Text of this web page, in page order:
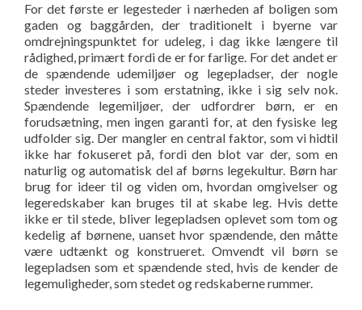
For det første er legesteder i nærheden af boligen som
gaden og baggården, der traditionelt i byerne var
omdrejningspunktet for udeleg, i dag ikke længere til
rådighed, primært fordi de er for farlige. For det andet er
de spændende udemiljøer og legepladser, der nogle
steder investeres i som erstatning, ikke i sig selv nok.
Spændende legemiljøer, der udfordrer børn, er en
forudsætning, men ingen garanti for, at den fysiske leg
udfolder sig. Der mangler en central faktor, som vi hidtil
ikke har fokuseret på, fordi den blot var der, som en
naturlig og automatisk del af børns legekultur. Børn har
brug for ideer til og viden om, hvordan omgivelser og
legeredskaber kan bruges til at skabe leg. Hvis dette
ikke er til stede, bliver legepladsen oplevet som tom og
kedelig af børnene, uanset hvor spændende, den måtte
være udtænkt og konstrueret. Omvendt vil børn se
legepladsen som et spændende sted, hvis de kender de
legemuligheder, som stedet og redskaberne rummer.